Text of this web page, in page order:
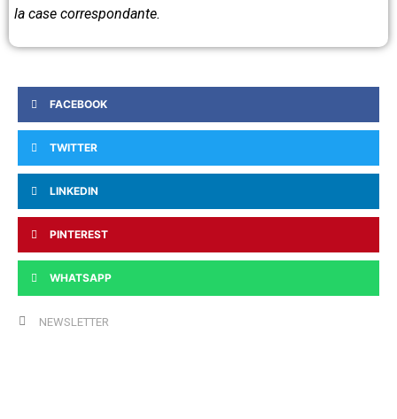
la case correspondante.
FACEBOOK
TWITTER
LINKEDIN
PINTEREST
WHATSAPP
NEWSLETTER